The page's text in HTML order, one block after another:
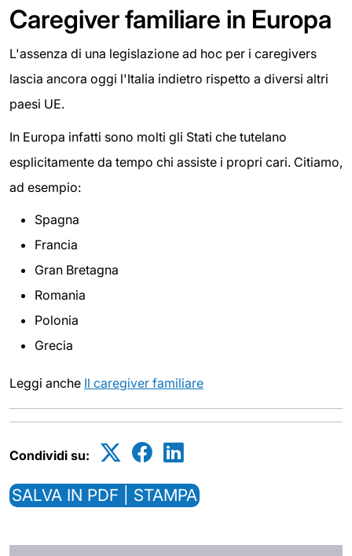
Caregiver familiare in Europa
L'assenza di una legislazione ad hoc per i caregivers
lascia ancora oggi l'Italia indietro rispetto a diversi altri
paesi UE.
In Europa infatti sono molti gli Stati che tutelano
esplicitamente da tempo chi assiste i propri cari. Citiamo,
ad esempio:
Spagna
Francia
Gran Bretagna
Romania
Polonia
Grecia
Leggi anche Il caregiver familiare
Condividi su:
SALVA IN PDF | STAMPA